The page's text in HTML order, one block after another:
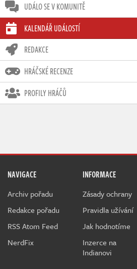
UDÁLO SE V KOMUNITĚ
KALENDÁŘ UDÁLOSTÍ
REDAKCE
HRÁČSKÉ RECENZE
PROFILY HRÁČŮ
NAVIGACE
Archiv pořadu
Redakce pořadu
RSS Atom Feed
NerdFix
INFORMACE
Zásady ochrany
Pravidla užívání
Jak hodnotíme
Inzerce na
Indianovi